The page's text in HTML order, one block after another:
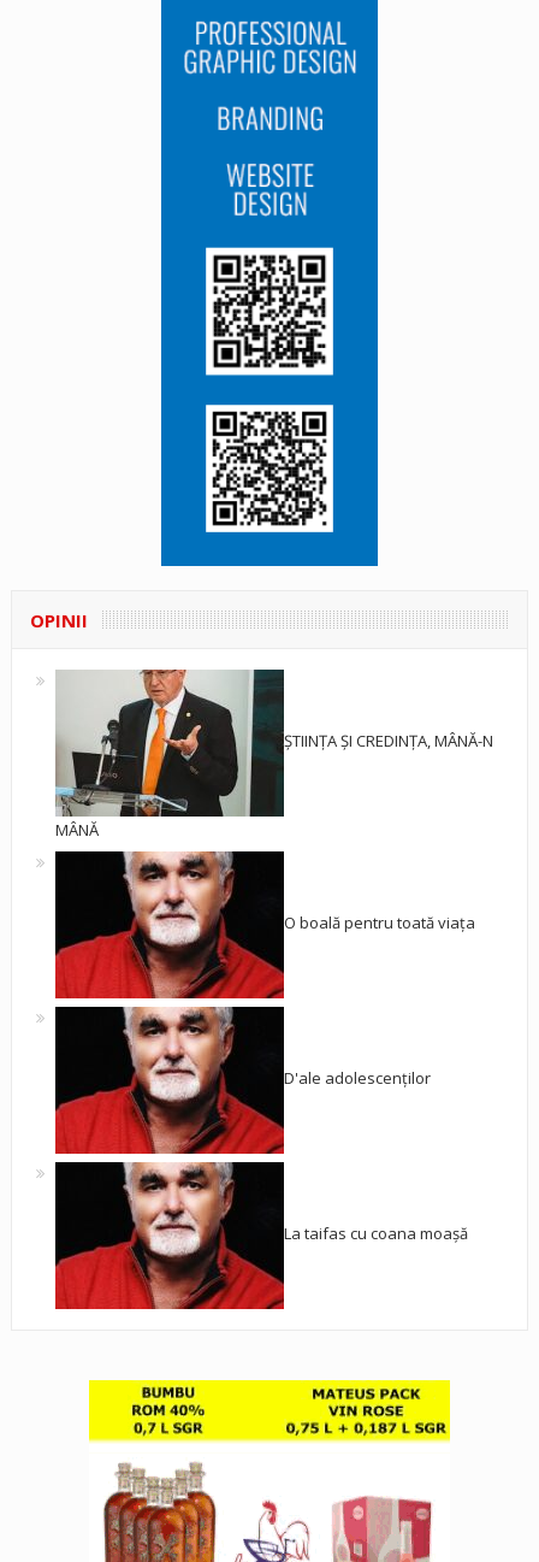
OPINII
ȘTIINȚA ȘI CREDINȚA, MÂNĂ-N
MÂNĂ
O boală pentru toată viața
D'ale adolescenților
La taifas cu coana moașă